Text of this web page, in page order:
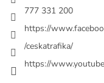
777 331 200
https://
/ceskatrafika/
https://